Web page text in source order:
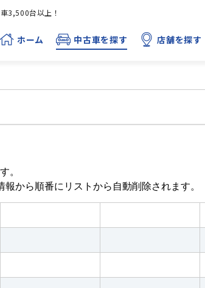
3,500台以上！
ホーム 中古車を探す 店舗を探す
。
から順番にリストから自動削除されます。